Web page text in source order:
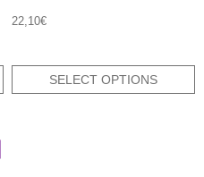
22,10€
SELECT OPTIONS